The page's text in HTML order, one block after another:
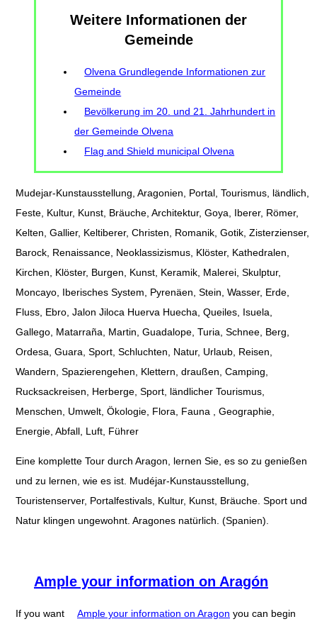
Weitere Informationen der
Gemeinde
Olvena Grundlegende Informationen zur
Gemeinde
Bevölkerung im 20. und 21. Jahrhundert in
der Gemeinde Olvena
Flag and Shield municipal Olvena
Mudejar-Kunstausstellung, Aragonien, Portal, Tourismus, ländlich,
Feste, Kultur, Kunst, Bräuche, Architektur, Goya, Iberer, Römer,
Kelten, Gallier, Keltiberer, Christen, Romanik, Gotik, Zisterzienser,
Barock, Renaissance, Neoklassizismus, Klöster, Kathedralen,
Kirchen, Klöster, Burgen, Kunst, Keramik, Malerei, Skulptur,
Moncayo, Iberisches System, Pyrenäen, Stein, Wasser, Erde,
Fluss, Ebro, Jalon Jiloca Huerva Huecha, Queiles, Isuela,
Gallego, Matarraña, Martin, Guadalope, Turia, Schnee, Berg,
Ordesa, Guara, Sport, Schluchten, Natur, Urlaub, Reisen,
Wandern, Spazierengehen, Klettern, draußen, Camping,
Rucksackreisen, Herberge, Sport, ländlicher Tourismus,
Menschen, Umwelt, Ökologie, Flora, Fauna , Geographie,
Energie, Abfall, Luft, Führer
Eine komplette Tour durch Aragon, lernen Sie, es so zu genießen
und zu lernen, wie es ist. Mudéjar-Kunstausstellung,
Touristenserver, Portalfestivals, Kultur, Kunst, Bräuche. Sport und
Natur klingen ungewohnt. Aragones natürlich. (Spanien).
Ample your information on Aragón
If you want Ample your information on Aragon you can begin